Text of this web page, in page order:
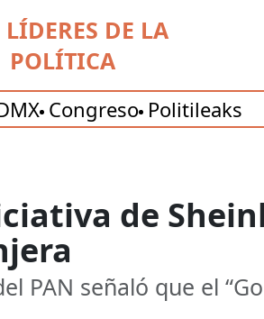
LÍDERES DE LA
POLÍTICA
Congreso Politileaks
de
PAN señaló que el